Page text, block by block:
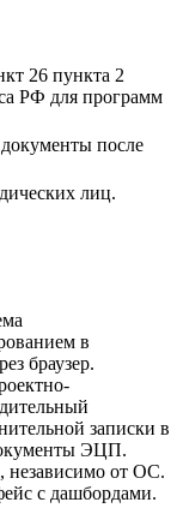
26 пункта 2
РФ для программ
после
лиц.
в
браузер.
записки в
ЭЦП.
независимо от ОС.
с дашбордами.